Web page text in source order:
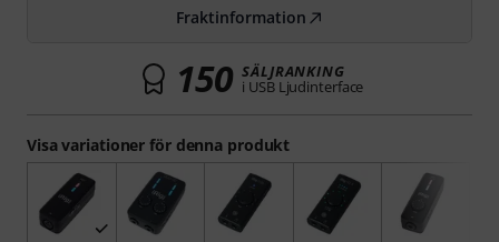
Visa variationer för denna produkt
Fraktinformation
150 SÄLJRANKING
i USB Ljudinterface